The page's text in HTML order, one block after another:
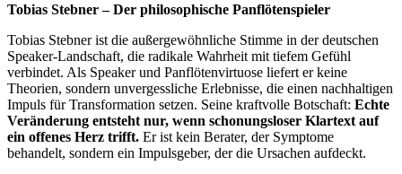
Tobias Stebner – Der philosophische Panflötenspieler
Tobias Stebner ist die außergewöhnliche Stimme in der deutschen
Speaker-Landschaft, die radikale Wahrheit mit tiefem Gefühl
verbindet. Als Speaker und Panflötenvirtuose liefert er keine
Theorien, sondern unvergessliche Erlebnisse, die einen nachhaltigen
Impuls für Transformation setzen. Seine kraftvolle Botschaft: Echte
Veränderung entsteht nur, wenn schonungsloser Klartext auf
ein offenes Herz trifft. Er ist kein Berater, der Symptome
behandelt, sondern ein Impulsgeber, der die Ursachen aufdeckt.